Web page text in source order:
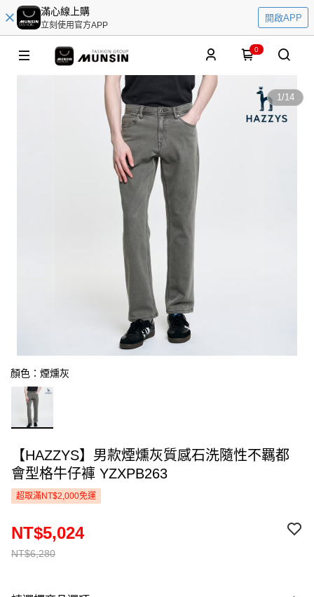
滿心線上購
立刻使用官方APP
開啟APP
0
1/14
顏色：煙燻灰
【HAZZYS】男款煙燻灰質感石洗隨性不羈都
會型格牛仔褲 YZXPB263
超取滿NT$2,000免運
NT$6,280
NT$5,024